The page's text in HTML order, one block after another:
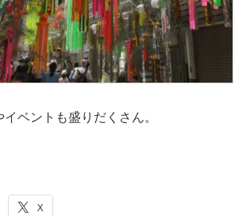
ベントも盛りだくさん。
X